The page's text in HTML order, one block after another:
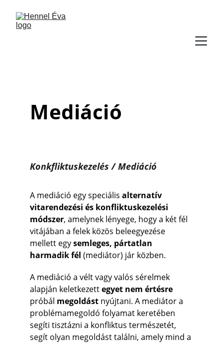
Mediáció
Konkfliktuskezelés / Mediáció
A mediáció egy speciális alternatív
vitarendezési és konfliktuskezelési
módszer, amelynek lényege, hogy a két fél
vitájában a felek közös beleegyezése
mellett egy semleges, pártatlan
harmadik fél (mediátor) jár közben.
A mediáció a vélt vagy valós sérelmek
alapján keletkezett egyet nem értésre
próbál megoldást nyújtani. A mediátor a
problémamegoldó folyamat keretében
segíti tisztázni a konfliktus természetét,
segít olyan megoldást találni, amely mind a